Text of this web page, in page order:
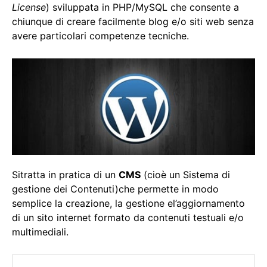
License) sviluppata in PHP/MySQL che consente a
chiunque di creare facilmente blog e/o siti web senza
avere particolari competenze tecniche.
Sitratta in pratica di un CMS (cioè un Sistema di
gestione dei Contenuti)che permette in modo
semplice la creazione, la gestione el’aggiornamento
di un sito internet formato da contenuti testuali e/o
multimediali.